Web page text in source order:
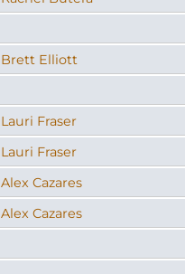
Brett Elliott
Lauri Fraser
Lauri Fraser
Alex Cazares
Alex Cazares